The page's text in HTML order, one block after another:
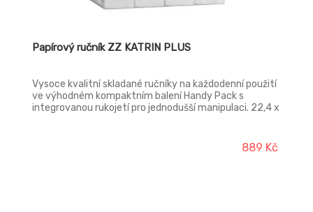
Papírový ručník ZZ KATRIN PLUS
Vysoce kvalitní skladané ručníky na každodenní použití
ve výhodném kompaktním balení Handy Pack s
integrovanou rukojetí pro jednodušší manipulaci. 22,4 x
889 Kč